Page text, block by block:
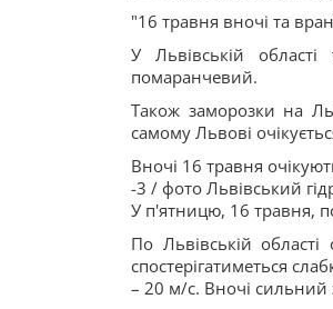
"16 травня вночі та
У Львівській
помаранчевий.
Також заморозки на
самому Львові
Вночі 16 травня
-3 / фото Львівський
У п'ятницю, 16 травня,
По Львівській
спостерігатиметься
– 20 м/с. Вночі сильний